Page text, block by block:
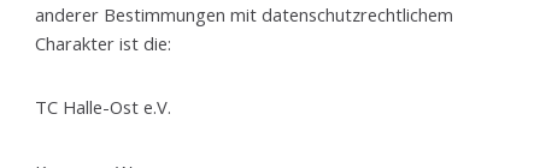
anderer Bestimmungen mit datenschutzrechtlichem
Charakter ist die:
TC Halle-Ost e.V.